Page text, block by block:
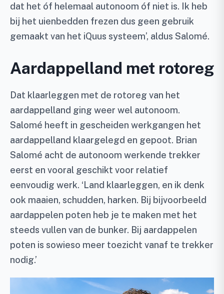
dat het óf helemaal autonoom óf niet is. Ik heb
bij het uienbedden frezen dus geen gebruik
gemaakt van het iQuus systeem’, aldus Salomé.
Aardappelland met rotoreg
Dat klaarleggen met de rotoreg van het
aardappelland ging weer wel autonoom.
Salomé heeft in gescheiden werkgangen het
aardappelland klaargelegd en gepoot. Brian
Salomé acht de autonoom werkende trekker
eerst en vooral geschikt voor relatief
eenvoudig werk. ‘Land klaarleggen, en ik denk
ook maaien, schudden, harken. Bij bijvoorbeeld
aardappelen poten heb je te maken met het
steeds vullen van de bunker. Bij aardappelen
poten is sowieso meer toezicht vanaf te trekker
nodig.’